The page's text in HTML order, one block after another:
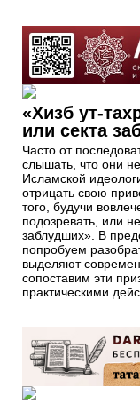
«Хизб ут-
или секта
Часто от
слышать, что они
Исламской
отрицать свою
того, будучи
подозревать, или
заблудших». В
попробуем
выделяют
сопоставим эти
практическими